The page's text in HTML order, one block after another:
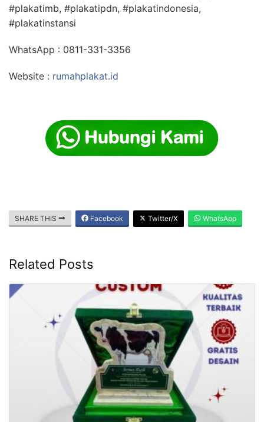
#plakatimb, #plakatipdn, #plakatindonesia,
#plakatinstansi
WhatsApp : 0811-331-3356
Website : rumahplakat.id
SHARE THIS Facebook Twitter/X WhatsApp
Related Posts